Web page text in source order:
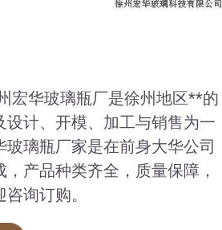
宏华玻璃瓶厂是徐州地区**的
设计、开模、加工与销售为一
玻璃瓶厂家是在前身大华公司
产品种类齐全，质量保障，
询订购。